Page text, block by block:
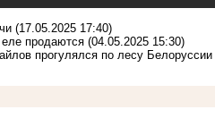
(17.05.2025 17:40)
продаются (04.05.2025 15:30)
прогулялся по лесу Белоруссии